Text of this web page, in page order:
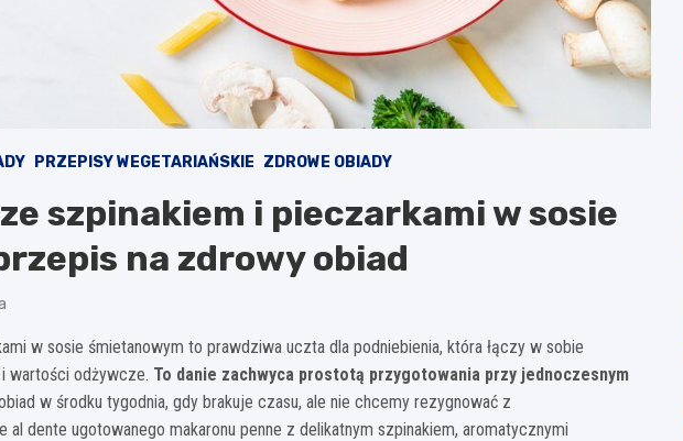
PRZEPISY WEGETARIAŃSKIE ZDROWE OBIADY
szpinakiem i pieczarkami w sosie
na zdrowy obiad
w sosie śmietanowym to prawdziwa uczta dla podniebienia, która łączy w sobie
wartości odżywcze. To danie zachwyca prostotą przygotowania przy jednoczesnym
w środku tygodnia, gdy brakuje czasu, ale nie chcemy rezygnować z
al dente ugotowanego makaronu penne z delikatnym szpinakiem, aromatycznymi